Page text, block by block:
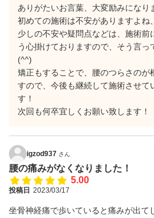
ありがたいお言葉、大変励みになり
初めての施術は不安がありますよね
少しの不安や疑問点などは、施術前
う心掛けておりますので、そう言っ
(^^)
矯正もすることで、腰のつらさのが
すので、今後も継続して施術させて
す！
次回も何卒宜しくお願い致します！
igzod937 さん
腰の痛みがなくなりました！
5.00
投稿日 2023/03/17
坐骨神経痛で歩いていると痛みが出て